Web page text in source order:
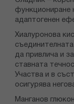
функциониране
адаптогенен
Хиалуронова
да привлича и
ставната
Участва и в
осигурява
Манганов